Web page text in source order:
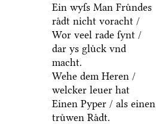
Ein wyſs Man Fruͤndes
raͤdt nicht voracht /
Wor veel rade ſynt /
dar ys gluͤck vnd
macht.
Wehe dem Heren /
welcker leuer hat
Einen Pyper / als einen
truͤwen Raͤdt.